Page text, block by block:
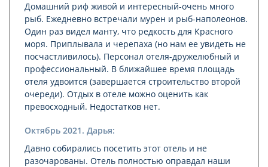
Домашний риф живой и интересный-очень много
рыб. Ежедневно встречали мурен и рыб-наполеонов.
Один раз видел манту, что редкость для Красного
моря. Приплывала и черепаха (но нам ее увидеть не
посчастливилось). Персонал отеля-дружелюбный и
профессиональный. В ближайшее время площадь
отеля удвоится (завершается строительство второй
очереди). Отдых в отеле можно оценить как
превосходный. Недостатков нет.
Октябрь 2021. Дарья:
Давно собирались посетить этот отель и не
разочарованы. Отель полностью оправдал наши